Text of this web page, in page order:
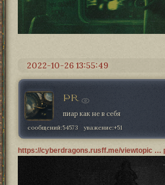
2022-10-26 13:55:49
PR
пиар как не в себя
сообщений:54573 уважение:+51
https://cyberdragons.rusff.me/viewtopic …